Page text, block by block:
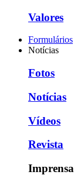
Valores
Formulários
Notícias
Fotos
Notícias
Vídeos
Revista
Imprensa